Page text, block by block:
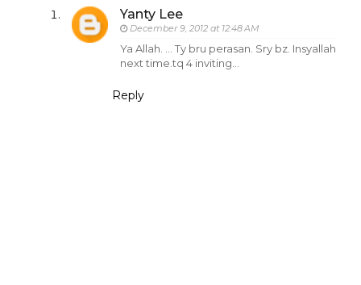
Yanty Lee
December 9, 2012 at 12:48 AM
Ya Allah. ... Ty bru perasan. Sry bz. Insyallah
next time.tq 4 inviting...
Reply